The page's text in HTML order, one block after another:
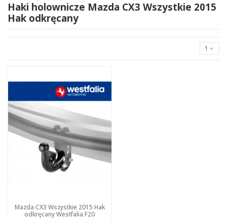
Haki holownicze Mazda CX3 Wszystkie 2015
Hak odkręcany
1
Mazda CX3 Wszystkie 2015 Hak
odkręcany Westfalia F20